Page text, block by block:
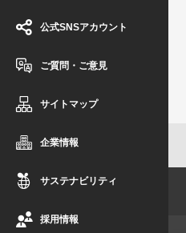
公式SNSアカウント
ご質問・ご意見
サイトマップ
企業情報
サステナビリティ
採用情報